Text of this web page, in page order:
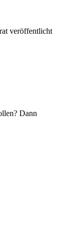
veröffentlicht
Dann